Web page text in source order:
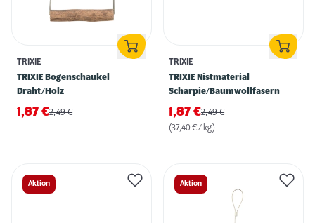
TRIXIE
TRIXIE Bogenschaukel
Draht/Holz
1,87 €2,49€
TRIXIE
TRIXIE Nistmaterial
Scharpie/Baumwollfasern
1,87 €2,49€
(37,40 € / kg)
Aktion Aktion